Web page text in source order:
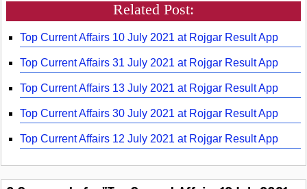
Related Post:
Top Current Affairs 10 July 2021 at Rojgar Result App
Top Current Affairs 31 July 2021 at Rojgar Result App
Top Current Affairs 13 July 2021 at Rojgar Result App
Top Current Affairs 30 July 2021 at Rojgar Result App
Top Current Affairs 12 July 2021 at Rojgar Result App